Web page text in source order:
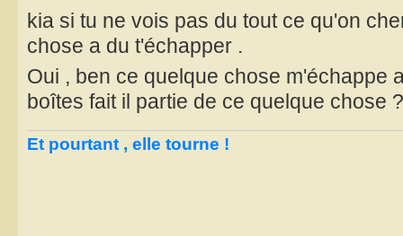
kia si tu ne vois pas du tout ce qu'on
chose a du t'échapper .
Oui , ben ce quelque chose m'échappe
boîtes fait il partie de ce quelque chose ?
Et pourtant , elle tourne !